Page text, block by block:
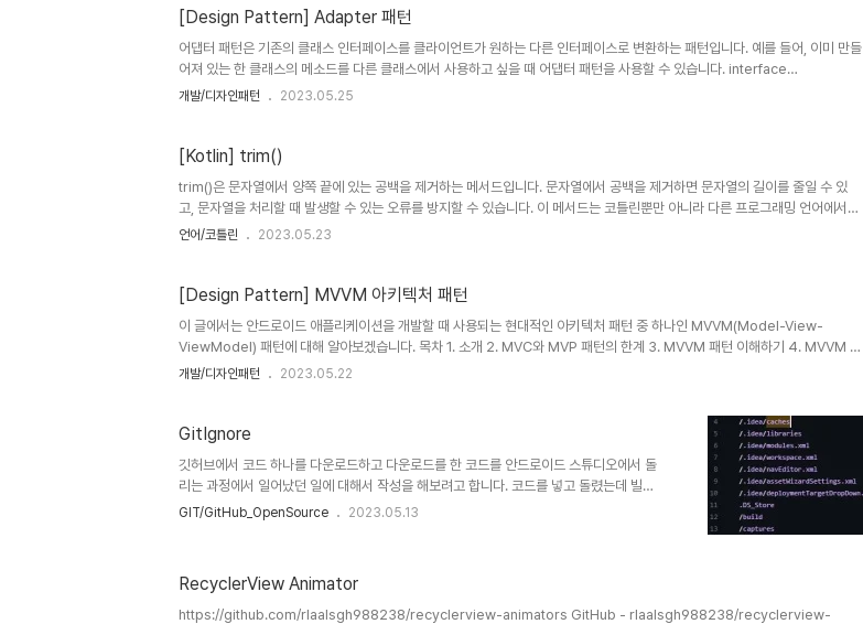
[Design Pattern] Adapter 패턴
어댑터 패턴은 기존의 클래스 인터페이스를 클라이언트가 원하는 다른 인터페이스로 변환하는 패턴입니다. 예를 들어, 이미 만들
어져 있는 한 클래스의 메소드를 다른 클래스에서 사용하고 싶을 때 어댑터 패턴을 사용할 수 있습니다. interface
MediaPlayer { fun play(audioType: String, fileName: String) } interface AdvancedMediaPlayer { fun
개발/디자인패턴 2023.05.25
[Kotlin] trim()
trim()은 문자열에서 양쪽 끝에 있는 공백을 제거하는 메서드입니다. 문자열에서 공백을 제거하면 문자열의 길이를 줄일 수 있
고, 문자열을 처리할 때 발생할 수 있는 오류를 방지할 수 있습니다. 이 메서드는 코틀린뿐만 아니라 다른 프로그래밍 언어에서도
지원됩니다. val id = binding.etEmail.text.toString().trim()
언어/코틀린 2023.05.23
[Design Pattern] MVVM 아키텍처 패턴
이 글에서는 안드로이드 애플리케이션을 개발할 때 사용되는 현대적인 아키텍처 패턴 중 하나인 MVVM(Model-View-
ViewModel) 패턴에 대해 알아보겠습니다. 목차 1. 소개 2. MVC와 MVP 패턴의 한계 3. MVVM 패턴 이해하기 4. MVVM 구
성 요소 5. MVVM 장점 1. 소개 안드로이드 애플리케이션 개발을 위한 아키텍처 패턴 중 하나인 MVVM(Model-View-
MVC와 MVP 패턴의 한계 전통적인 아키텍처 패턴인 MVC(Mod..
개발/디자인패턴 2023.05.22
GitIgnore
깃허브에서 코드 하나를 다운로드하고 다운로드를 한 코드를 안드로이드 스튜디오에서 돌
리는 과정에서 일어났던 일에 대해서 작성을 해보려고 합니다. 코드를 넣고 돌렸는데 빌드
를 싱크하는 과정에서 문제가 생겼습니다. 처음에는 굉장히 황당했는데요...
게 되었습니다. build.gradle의 코드를 뚫어져라 처다본 결과, 이러한 코드를 발견하게 되
었습니다. buildConfigField "String", "APPS_FLYER_DEV_KEY", l..
GIT/GitHub_OpenSource 2023.05.13
RecyclerView Animator
https://github.com/rlaalsgh988238/recyclerview-animators GitHub - rlaalsgh988238/recyclerview-